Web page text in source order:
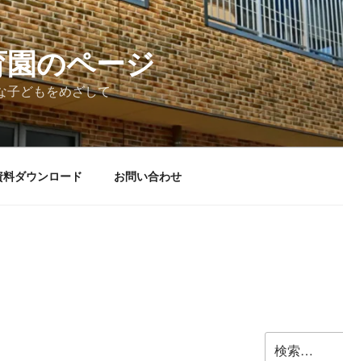
のページ
子どもをめざして
料ダウンロード お問い合わせ
索: